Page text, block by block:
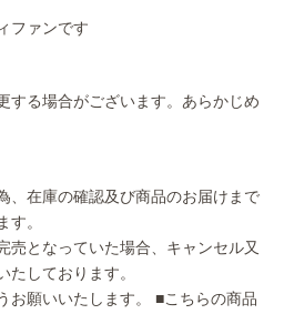
ファンです
する場合がございます。あらかじめ
、在庫の確認及び商品のお届けまで
す。
売となっていた場合、キャンセル又
たしております。
お願いいたします。 ■こちらの商品